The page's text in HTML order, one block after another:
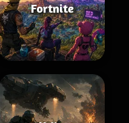
Fortnite